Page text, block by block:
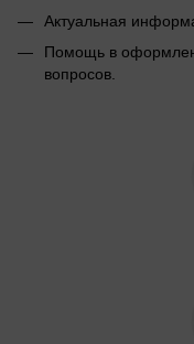
Актуальная
Помощь в
вопросов.